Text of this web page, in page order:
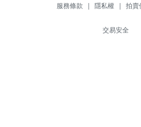
服務條款 | 隱私權 | 拍賣
交易安全